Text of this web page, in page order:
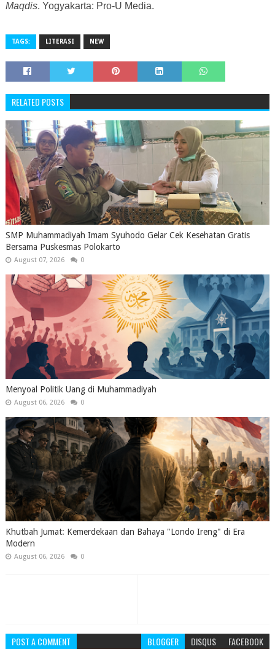
Maqdis. Yogyakarta: Pro-U Media.
TAGS: LITERASI NEW
RELATED POSTS
SMP Muhammadiyah Imam Syuhodo Gelar Cek Kesehatan Gratis
Bersama Puskesmas Polokarto
August 07, 2026 0
Menyoal Politik Uang di Muhammadiyah
August 06, 2026 0
Khutbah Jumat: Kemerdekaan dan Bahaya "Londo Ireng" di Era
Modern
August 06, 2026 0
POST A COMMENT BLOGGER DISQUS FACEBOOK